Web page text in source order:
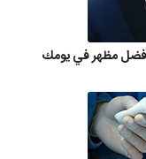
مظهر في يومك